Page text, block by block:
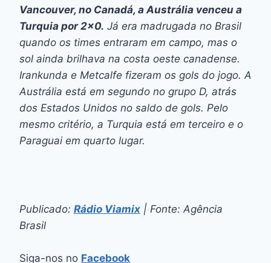
Vancouver, no Canadá, a Austrália venceu a
Turquia por 2×0. Já era madrugada no Brasil
quando os times entraram em campo, mas o
sol ainda brilhava na costa oeste canadense.
Irankunda e Metcalfe fizeram os gols do jogo. A
Austrália está em segundo no grupo D, atrás
dos Estados Unidos no saldo de gols. Pelo
mesmo critério, a Turquia está em terceiro e o
Paraguai em quarto lugar.
Publicado: Rádio Viamix | Fonte: Agência
Brasil
Siga-nos no Facebook